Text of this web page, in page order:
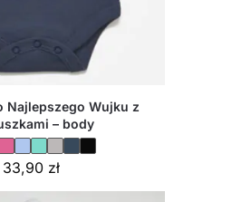
Najlepszego Wujku z
– body
33,90 zł